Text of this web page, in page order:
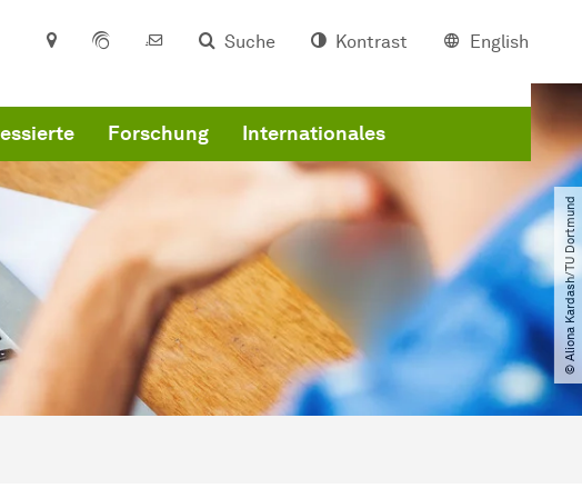
Suche Kontrast English
Forschung Internationales
© Aliona Kardash​/​TU Dortmund